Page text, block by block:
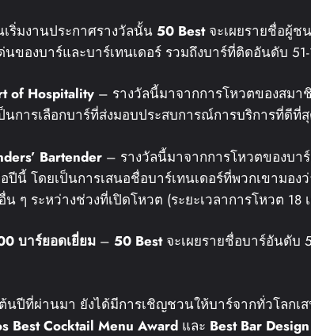
ริ่มงานประกาศรางวัลนั้น 50 Bestจะเผยรายชื่อผู้ช
นของบาร์และบาร์เทนเดอร์ รวมถึงบาร์ที่ติดอันดับ
of Hospitality – รางวัลนี้มาจากการโหวตของสมา
นการเลือกบาร์ที่ส่งมอบประสบการณ์การบริการที่ดีที่
Bartender – รางวัลนี้มาจากการโหวตของบา
ปีนี้ โดยเป็นการเสนอชื่อบาร์เทนเดอร์ที่พวกเขามอ
ๆ ระหว่างช่วงที่เปิดโหวต (ระยะเวลาการโหวต 18
บาร์ยอดเยี่ยม – 50 Bestจะเผยรายชื่อบาร์อันดับ
นปีที่ผ่านมา ยังได้มีการเชิญชวนให้บาร์จากทั่วโลกเ
Best Cocktail Menu Award และ Best Bar